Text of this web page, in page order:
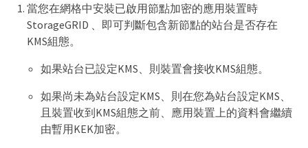
當您在網格中安裝已啟用節點加密的應用裝置時
StorageGRID 、即可判斷包含新節點的站台是否存在
KMS組態。
如果站台已設定KMS、則裝置會接收KMS組態。
如果尚未為站台設定KMS、則在您為站台設定KMS、
且裝置收到KMS組態之前、應用裝置上的資料會繼續
由暫用KEK加密。